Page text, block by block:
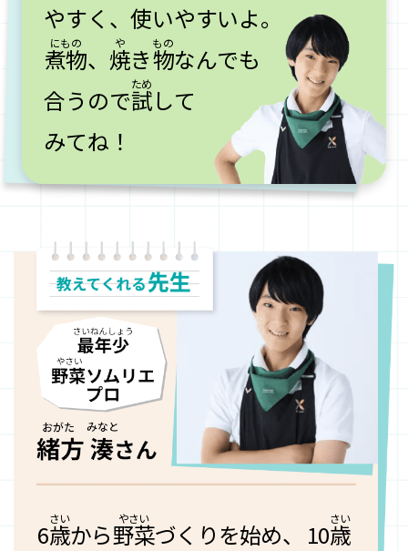
やすく、使いやすいよ。
煮物、 焼き物なんでも
合うので試して
みてね！
6歳から野菜 づくりを始め、 10歳